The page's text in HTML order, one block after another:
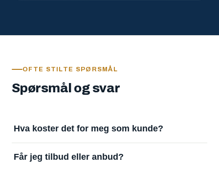
OFTE STILTE SPØRSMÅL
Spørsmål og svar
Hva koster det for meg som kunde?
å motta svar. Tjenesten finansieres av
Får jeg tilbud eller anbud?